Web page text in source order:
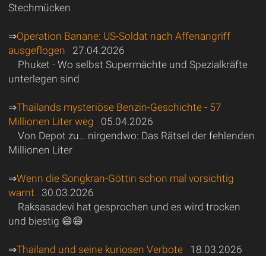
Stechmücken
⇒Operation Banane: US-Soldat nach Affenangriff
ausgeflogen 27.04.2026
Phuket - Wo selbst Supermächte und Spezialkräfte
unterlegen sind
⇒Thailands mysteriöse Benzin-Geschichte - 57
Millionen Liter weg 05.04.2026
Von Depot zu… nirgendwo: Das Rätsel der fehlenden
Millionen Liter
⇒Wenn die Songkran-Göttin schon mal vorsichtig
warnt 30.03.2026
Raksasadevi hat gesprochen und es wird trocken
und biestig 😄😄
⇒Thailand und seine kuriosen Verbote18.03.2026